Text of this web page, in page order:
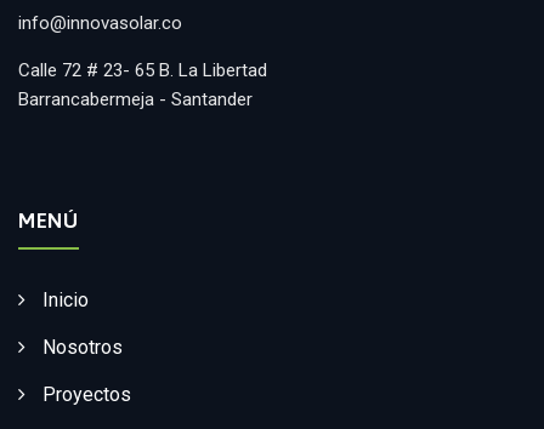
info@innovasolar.co
Calle 72 # 23- 65 B. La Libertad
Barrancabermeja - Santander
MENÚ
Inicio
Nosotros
Proyectos